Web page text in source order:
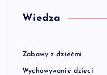
Wiedza
Zabawy z dziećmi
Wychowywanie dzieci